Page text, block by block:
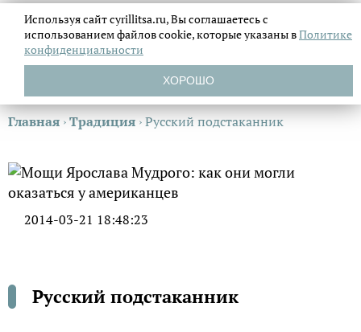
Главная ›Традиция ›Русский подстаканник
2014-03-21 18:48:23
Русский подстаканник
Используя сайт cyrillitsa.ru, Вы соглашаетесь с
использованием файловcookie, которые указаны вПолитике
конфиденциальности
ХОРОШО